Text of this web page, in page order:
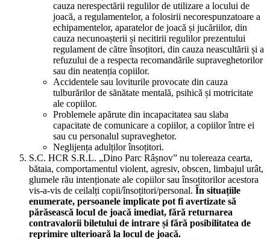
cauza nerespectării regulilor de utilizare a locului de
joacă, a regulamentelor, a folosirii necorespunzatoare a
echipamentelor, aparatelor de joacă și jucăriilor, din
cauza necunoașterii și necitirii regulilor prezentului
regulament de către însoțitori, din cauza neascultării și a
refuzului de a respecta recomandările supraveghetorilor
sau din neatenția copiilor.
Accidentele sau loviturile provocate din cauza
tulburărilor de sănătate mentală, psihică și motricitate
ale copiilor.
Problemele apărute din incapacitatea sau slaba
capacitate de comunicare a copiilor, a copiilor între ei
sau cu personalul supraveghetor.
Neglijența adulților însoțitori.
S.C. HCR S.R.L. „Dino Parc Râșnov” nu tolereaza cearta,
bătaia, comportamentul violent, agresiv, obscen, limbajul urât,
glumele rău intenționate ale copiilor sau însoțitorilor acestora
vis-a-vis de ceilalți copii/însoțitori/personal. În situațiile
enumerate, persoanele implicate pot fi avertizate să
părăsească locul de joacă imediat, fără returnarea
contravalorii biletului de intrare și fără posibilitatea de
reprimire ulterioară la locul de joacă.